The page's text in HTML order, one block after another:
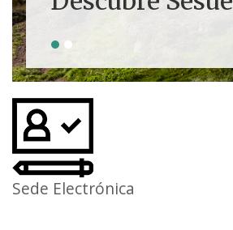
Sede Electrónica